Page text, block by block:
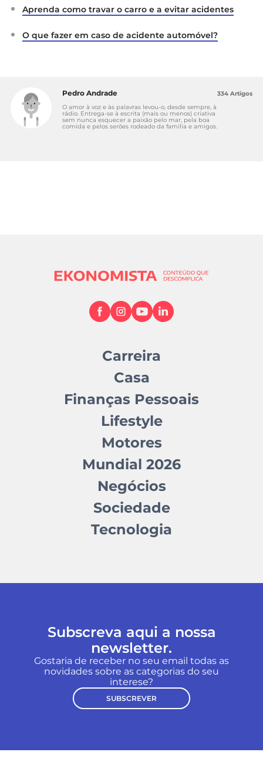
Aprenda como travar o carro e a evitar acidentes
O que fazer em caso de acidente automóvel?
Pedro Andrade
O amor à voz e às palavras levou-o, desde sempre, à
rádio. Entrega-se à escrita (mais ou menos) criativa
sem nunca esquecer a paixão pelo mar, pela boa
comida e pelos serões rodeado da família e amigos.
334 Artigos
Carreira
Casa
Finanças Pessoais
Lifestyle
Motores
Mundial 2026
Negócios
Sociedade
Tecnologia
Subscreva aqui a nossa
newsletter.
Gostaria de receber no seu email todas as
novidades sobre as categorias do seu
interese?
SUBSCREVER